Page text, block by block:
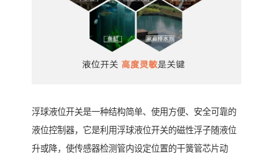
浮球液位开关是一种结构简单、使用方便、安全可靠的
液位控制器，它是利用浮球液位开关的磁性浮子随液位
升或降，使传感器检测管内设定位置的干簧管芯片动